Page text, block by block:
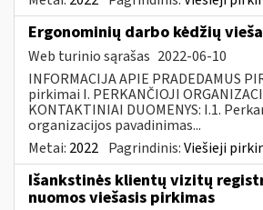
Ergonominių darbo kėdžių
Web turinio sąrašas 2022-06-10
INFORMACIJA APIE PRADEDAMUS
pirkimai I. PERKANČIOJI
KONTAKTINIAI DUOMENYS: I.1.
organizacijos pavadinimas...
Metai: 2022 Pagrindinis:Viešieji
Išankstinės klientų vizitų
nuomos viešasis pirkimas